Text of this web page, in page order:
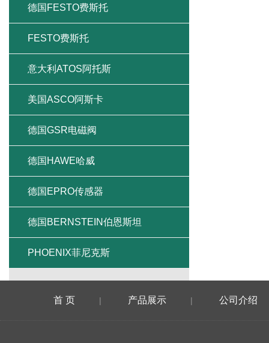
德国FESTO费斯托
FESTO费斯托
意大利ATOS阿托斯
美国ASCO阿斯卡
德国GSR电磁阀
德国HAWE哈威
德国EPRO传感器
德国BERNSTEIN伯恩斯坦
PHOENIX菲尼克斯
首 页 | 产品展示 | 公司介绍